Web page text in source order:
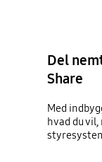
Del
Share
Med
hvad du